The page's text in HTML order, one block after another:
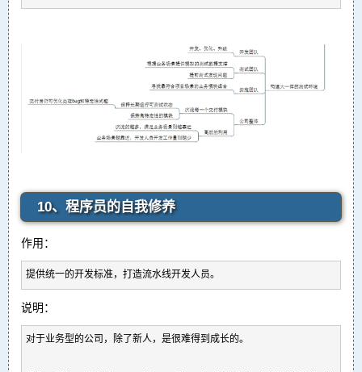
10、程序员的自我修养
作用：
提供统一的开发标准，打造流水线开发人员。
说明：
对于业务型的公司，除了新人，是很难得到成长的。